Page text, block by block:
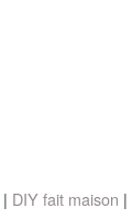
DIY fait maison